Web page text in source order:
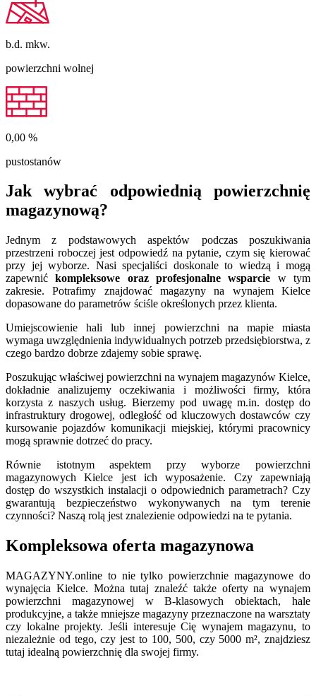
b.d. mkw.
powierzchni wolnej
0,00 %
pustostanów
Jak wybrać odpowiednią powierzchnię
magazynową?
Jednym z podstawowych aspektów podczas poszukiwania
przestrzeni roboczej jest odpowiedź na pytanie, czym się kierować
przy jej wyborze. Nasi specjaliści doskonale to wiedzą i mogą
zapewnićkompleksowe oraz profesjonalne wsparcie w tym
zakresie. Potrafimy znajdować magazyny na wynajem Kielce
dopasowane do parametrów ściśle określonych przez klienta.
Umiejscowienie hali lub innej powierzchni na mapie miasta
wymaga uwzględnienia indywidualnych potrzeb przedsiębiorstwa, z
czego bardzo dobrze zdajemy sobie sprawę.
Poszukując właściwej powierzchni na wynajem magazynów Kielce,
dokładnie analizujemy oczekiwania i możliwości firmy, która
korzysta z naszych usług. Bierzemy pod uwagę m.in. dostęp do
infrastruktury drogowej, odległość od kluczowych dostawców czy
kursowanie pojazdów komunikacji miejskiej, którymi pracownicy
mogą sprawnie dotrzeć do pracy.
Równie istotnym aspektem przy wyborze powierzchni
magazynowych Kielce jest ich wyposażenie. Czy zapewniają
dostęp do wszystkich instalacji o odpowiednich parametrach? Czy
gwarantują bezpieczeństwo wykonywanych na tym terenie
czynności? Naszą rolą jest znalezienie odpowiedzi na te pytania.
Kompleksowa oferta magazynowa
MAGAZYNY.online to nie tylko powierzchnie magazynowe do
wynajęcia Kielce. Można tutaj znaleźć także oferty na wynajem
powierzchni magazynowej w B-klasowych obiektach, hale
produkcyjne, a także mniejsze magazyny przeznaczone na warsztaty
czy lokalne projekty. Jeśli interesuje Cię wynajem magazynu, to
niezależnie od tego, czy jest to 100, 500, czy 5000 m², znajdziesz
tutaj idealną powierzchnię dla swojej firmy.